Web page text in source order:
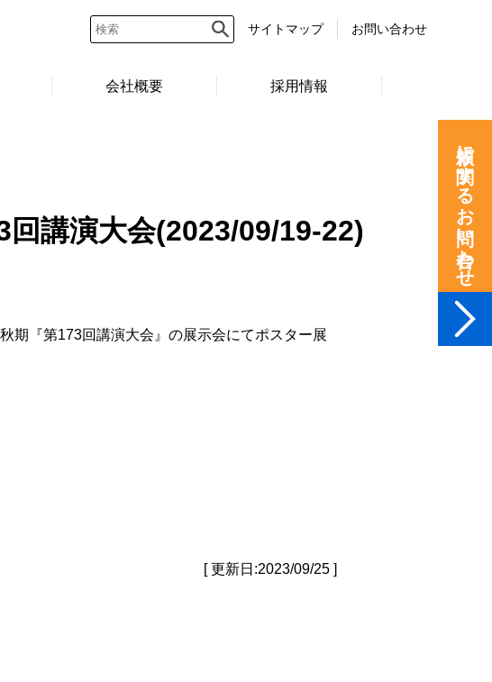
サイトマップ お問い合わせ
会社概要 採用情報
回講演大会(2023/09/19-22)
期『第173回講演大会』の展示会にてポスター展
[ 更新日:2023/09/25 ]
依頼に関するお問い合わせ